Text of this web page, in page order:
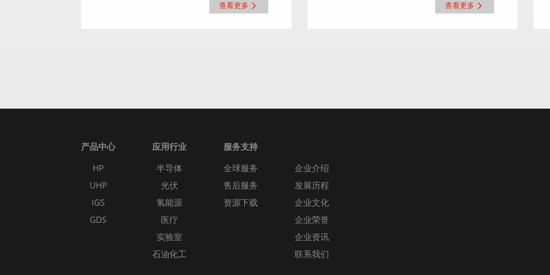
查看更多 查看更多
产品中心
HP
UHP
IGS
GDS
应用行业
半导体
光伏
氢能源
医疗
实验室
石油化工
服务支持
全球服务
售后服务
资源下载
企业介绍
发展历程
企业文化
企业荣誉
企业资讯
联系我们